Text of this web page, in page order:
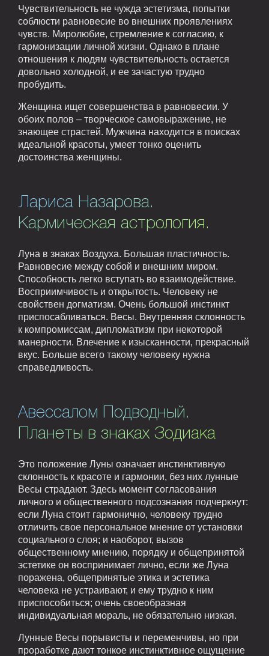
Чувствительность не чужда эстетизма, попытки
соблюсти равновесие во внешних проявлениях
чувств. Миролюбие, стремление к согласию, к
гармонизации личной жизни. Однако в плане
отношения к людям чувствительность остается
довольно холодной, и ее зачастую трудно
пробудить.
Женщина ищет совершенства в равновесии. У
обоих полов – творческое самовыражение, не
знающее страстей. Мужчина находится в поисках
идеальной красоты, умеет тонко оценить
достоинства женщины.
Лариса Назарова.
Кармическая астрология.
Луна в знаках Воздуха. Большая пластичность.
Равновесие между собой и внешним миром.
Способность легко вступать во взаимодействие.
Восприимчивость и открытость. Человеку не
свойствен догматизм. Очень большой инстинкт
приспосабливаться. Весы. Внутренняя склонность
к компромиссам, дипломатизм при некоторой
манерности. Влечение к изысканности, прекрасный
вкус. Больше всего такому человеку нужна
справедливость.
Авессалом Подводный.
Планеты в знаках Зодиака
Это положение Луны означает инстинктивную
склонность к красоте и гармонии, без них лунные
Весы страдают. Здесь момент согласования
личного и общественного подсознания подчеркнут:
если Луна стоит гармонично, человеку трудно
отличить свое персональное мнение от установки
социального слоя; и наоборот, вызов
общественному мнению, порядку и общепринятой
эстетике он воспринимает лично, если же Луна
поражена, общепринятые этика и эстетика
человека не устраивают, и ему трудно к ним
приспособиться; очень своеобразная
индивидуальная мораль, не обязательно низкая.
Лунные Весы порывисты и переменчивы, но при
проработке дают тонкое инстинктивное ощущение